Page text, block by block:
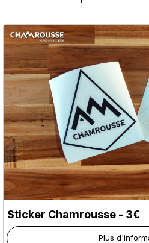
Sticker Chamrousse - 3€
Plus